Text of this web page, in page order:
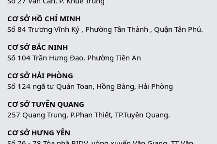
CƠ SỞ HỒ CHÍ MINH
Số 84 Trương Vĩnh Ký , Phường Tân Thành , Quận Tân Phú.
CƠ SỞ BẮC NINH
Số 104 Trần Hưng Đạo, Phường Tiền An
CƠ SỞ HẢI PHÒNG
Số 124 ngã tư Quán Toan, Hồng Bàng, Hải Phòng
CƠ SỞ TUYÊN QUANG
257 Quang Trung, P.Phan Thiết, TP.Tuyên Quang.
CƠ SỞ HƯNG YÊN